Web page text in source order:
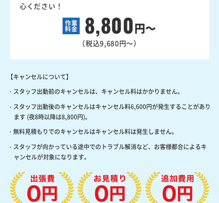
心ください！
作業
料金 8,800円～
（税込9,680円～）
【キャンセルについて】
・スタッフ出動前のキャンセルは、キャンセル料はかかりません。
・スタッフ出動後のキャンセルはキャンセル料6,600円が発生することがあり
ます (夜8時以降は8,800円)。
・無料見積もりでのキャンセルはキャンセル料は発生しません。
・スタッフが向かっている途中でのトラブル解消など、お客様都合によるキ
ャンセルが対象になります。